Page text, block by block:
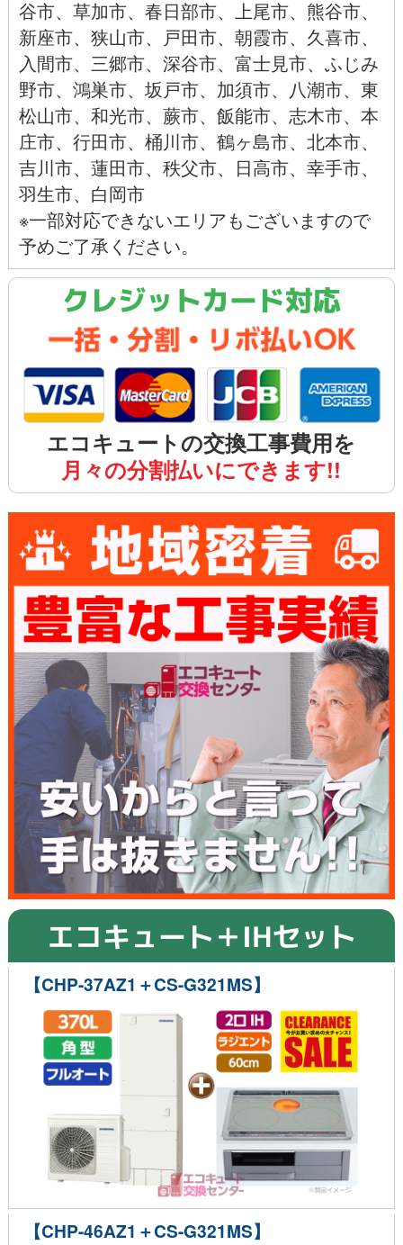
谷市、 草加市、 春日部市、 上尾市、 熊谷市、
新座市、 狭山市、 戸田市、 朝霞市、 久喜市、
入間市、 三郷市、 深谷市、 富士見市、 ふじみ
野市、 鴻巣市、 坂戸市、 加須市、 八潮市、 東
松山市、 和光市、 蕨市、 飯能市、 志木市、 本
庄市、 行田市、 桶川市、 鶴ヶ島市、 北本市、
吉川市、 蓮田市、 秩父市、 日高市、 幸手市、
羽生市、 白岡市
※一部対応できないエリアもございますので
予めご了承ください。
クレジットカード対応
エコキュートの交換工事費用を
月々の分割払いにできます!!
エコキュート＋IHセット
【CHP-37AZ1＋CS-G321MS】
【CHP-46AZ1＋CS-G321MS】